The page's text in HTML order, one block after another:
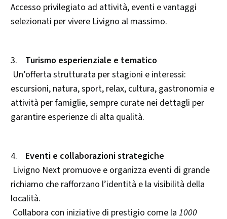
Accesso privilegiato ad attività, eventi e vantaggi
selezionati per vivere Livigno al massimo.
3. Turismo esperienziale e tematico
Un’offerta strutturata per stagioni e interessi:
escursioni, natura, sport, relax, cultura, gastronomia e
attività per famiglie, sempre curate nei dettagli per
garantire esperienze di alta qualità.
4. Eventi e collaborazioni strategiche
Livigno Next promuove e organizza eventi di grande
richiamo che rafforzano l’identità e la visibilità della
località.
Collabora con iniziative di prestigio come la 1000